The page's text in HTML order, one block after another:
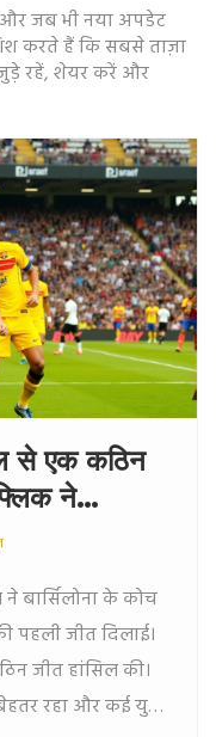
जब भी नया अपडेट
करते हैं कि सबसे ताज़ा
रहें, शेयर करें और
से एक कठिन
ने
बार्सिलोना के कोच
पहली जीत दिलाई।
जीत हांसिल की।
रहा और कई युवा